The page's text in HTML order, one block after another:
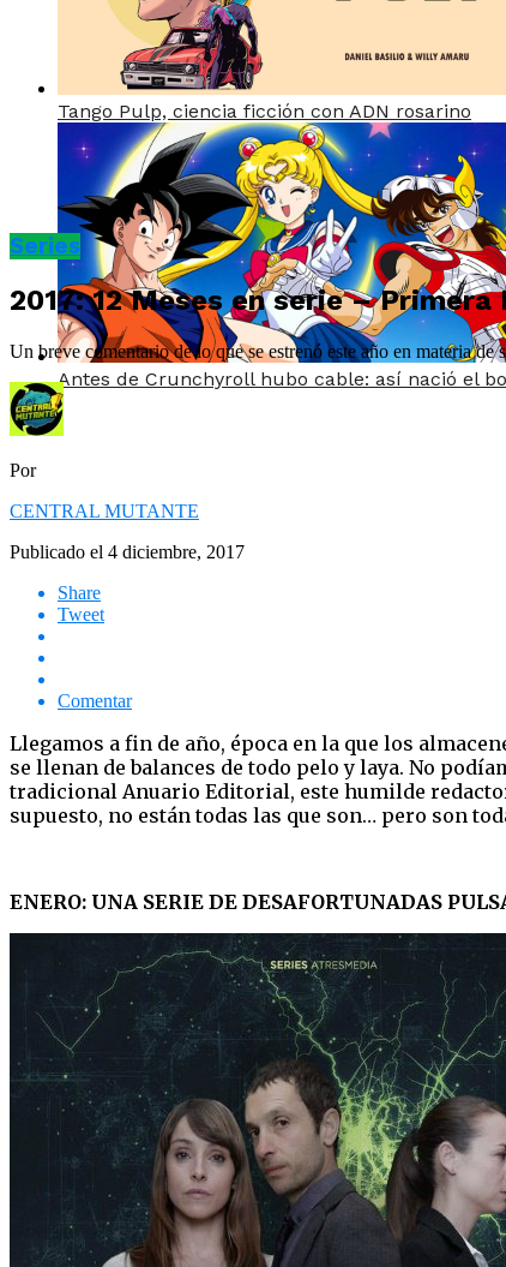
Tango Pulp, ciencia ficción con ADN rosarino
Antes de Crunchyroll hubo cable: así nació el
Series
2017: 12 Meses en serie –
Un breve comentario de lo que se estrenó este año en materia
Por
CENTRAL MUTANTE
Publicado el 4 diciembre, 2017
Share
Tweet
Comentar
Llegamos a fin de año, época en la que los
se llenan de balances de todo pelo y laya. No
tradicional Anuario Editorial, este humilde
supuesto, no están todas las que son… pero son
ENERO: UNA SERIE DE DESAFORTUNADAS